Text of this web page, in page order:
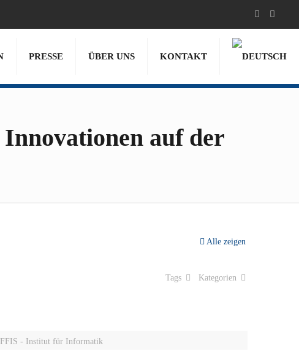
PRESSE ÜBER UNS KONTAKT
auf der
Alle zeigen
Kategorien
Tags
- Institut für Informatik